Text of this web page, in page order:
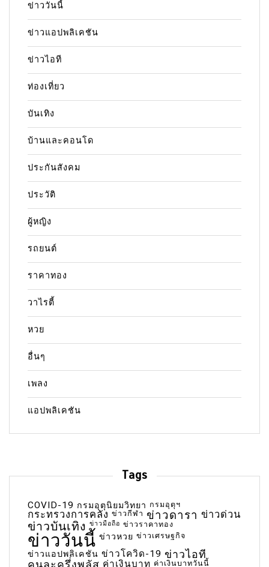
ข่าววันนี้
ข่าวแอปพลิเคชัน
ข่าวไอที
ท่องเที่ยว
บันเทิง
บ้านและคอนโด
ประกันสังคม
ประวัติ
ผู้หญิง
รถยนต์
ราคาทอง
วาไรตี้
หวย
อื่นๆ
เพลง
แอปพลิเคชัน
Tags
COVID-19 กรมอุตุนิยมวิทยา กรมอุตุฯ
กระทรวงการคลัง ข่าวกีฬา ข่าวดารา ข่าวด่วน
ข่าวบันเทิง ข่าวมือถือ ข่าวราคาทอง
ข่าววันนี้ ข่าวหวย ข่าวเศรษฐกิจ
ข่าวแอปพลิเคชัน ข่าวโควิด-19 ข่าวไอที
ค่าเงินบาท ค่าเงินบาทวันนี้